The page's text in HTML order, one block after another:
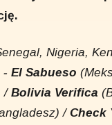
Nigeria,
El Sabueso
/Bolivia Verifica
/Check